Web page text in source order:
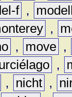
f ,
,
, move ,
,
, nicht ,